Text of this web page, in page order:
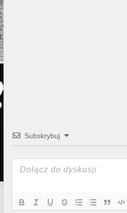
Subskrybuj